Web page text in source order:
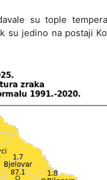
su tople
su jedino na postaji